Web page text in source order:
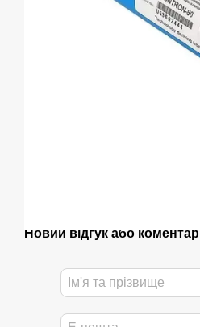
Новий відгук або коментар